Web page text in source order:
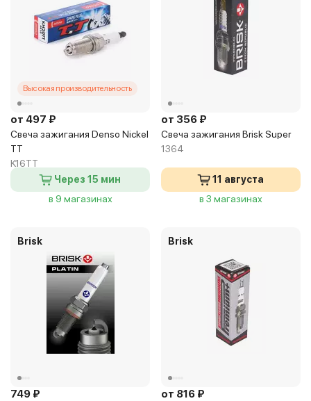
Высокая производительность
от 497 ₽
Свеча зажигания Denso Nickel
TT
K16TT
Через 15 мин
в 9 магазинах
от 356 ₽
Свеча зажигания Brisk Super
1364
11 августа
в 3 магазинах
Brisk
749 ₽
Brisk
от 816 ₽